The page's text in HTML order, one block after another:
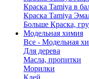
Краска Tamiya в
Краска Tamiya
Больше Краска,
Модельная химия
Все - Модельная
Для дерева
Масла, пропитки
Морилки
Клей